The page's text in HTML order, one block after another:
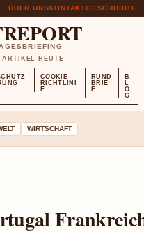
ÜBER UNSKONTAKTGESCHICHTE
ARTIKEL HEUTE
COOKIE-
RICHTLINI
E
RUND
BRIE
F
B
L
O
G
WIRTSCHAFT